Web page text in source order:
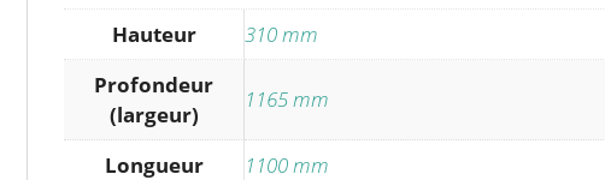
Hauteur
310 mm
Profondeur
(largeur)
1165 mm
Longueur
1100 mm